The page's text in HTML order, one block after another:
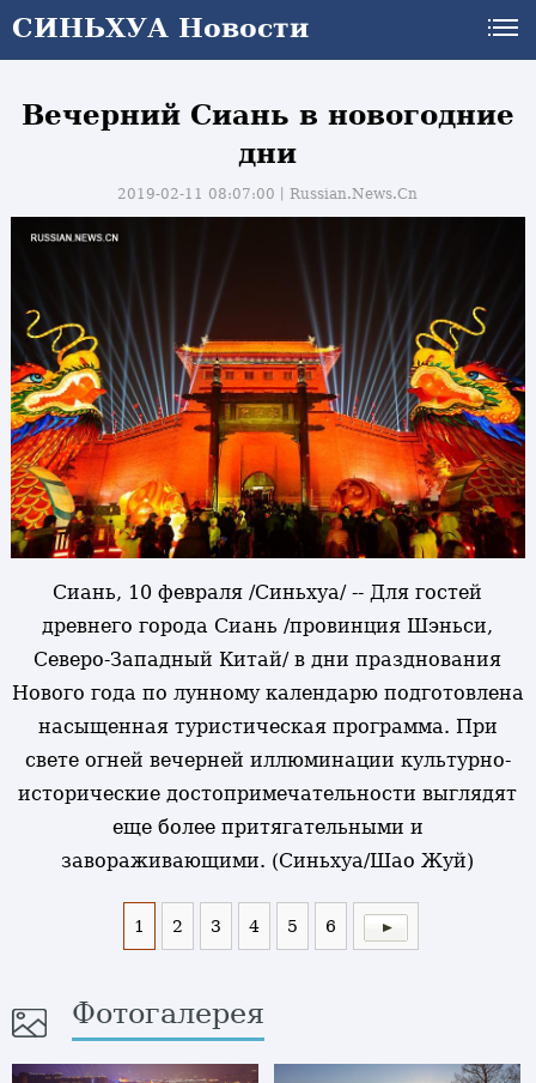
СИНЬХУА Новости
Вечерний Сиань в новогодние
дни
2019-02-11 08:07:00丨Russian.News.Cn
Сиань, 10 февраля /Синьхуа/ -- Для гостей
древнего города Сиань /провинция Шэньси,
Северо-Западный Китай/ в дни празднования
Нового года по лунному календарю подготовлена
насыщенная туристическая программа. При
свете огней вечерней иллюминации культурно-
исторические достопримечательности выглядят
еще более притягательными и
завораживающими. (Синьхуа/Шао Жуй)
1 2 3 4 5 6
Фотогалерея